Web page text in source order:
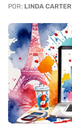
POR: LINDA CARTER